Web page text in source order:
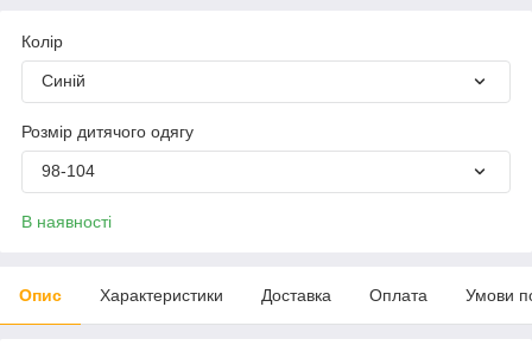
Колір
Синій
Розмір дитячого одягу
98-104
В наявності
Опис Характеристики Доставка Оплата Умови